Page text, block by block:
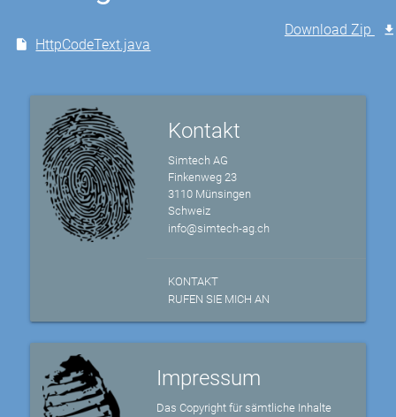
HttpCodeText.java
Download Zip
Kontakt
Simtech AG
Finkenweg 23
3110 Münsingen
Schweiz
info@simtech-ag.ch
KONTAKT
RUFEN SIE MICH AN
Impressum
Das Copyright für sämtliche Inhalte